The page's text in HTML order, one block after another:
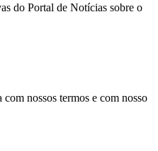
do Portal de Notícias sobre o
nossos termos e com nosso